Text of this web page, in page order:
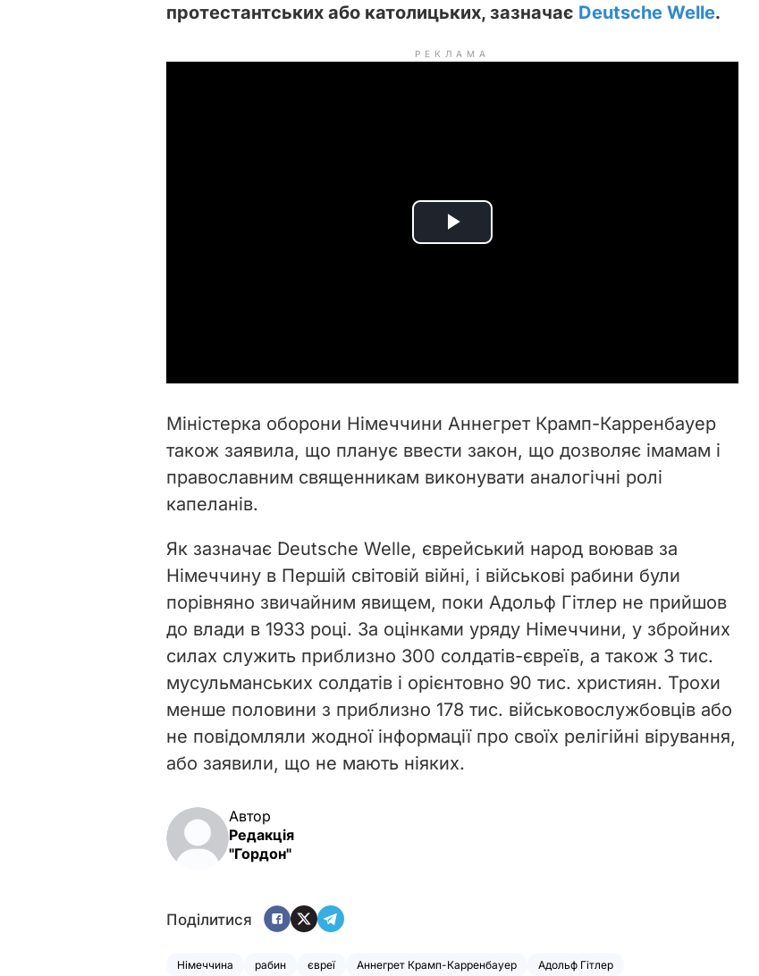
протестантських або католицьких, зазначає Deutsche Welle.
РЕКЛАМА
P
i
d
o
Міністерка оборони Німеччини Аннегрет Крамп-Карренбауер
також заявила, що планує ввести закон, що дозволяє імамам і
православним священникам виконувати аналогічні ролі
капеланів.
Як зазначає Deutsche Welle, єврейський народ воював за
Німеччину в Першій світовій війні, і військові рабини були
порівняно звичайним явищем, поки Адольф Гітлер не прийшов
до влади в 1933 році. За оцінками уряду Німеччини, у збройних
силах служить приблизно 300 солдатів-євреїв, а також 3 тис.
мусульманських солдатів і орієнтовно 90 тис. християн. Трохи
менше половини з приблизно 178 тис. військовослужбовців або
не повідомляли жодної інформації про своїх релігійні вірування,
або заявили, що не мають ніяких.
Автор
Редакція
"Гордон"
Поділитися
Німеччина рабин євреї Аннегрет Крамп-Карренбауер Адольф Гітлер